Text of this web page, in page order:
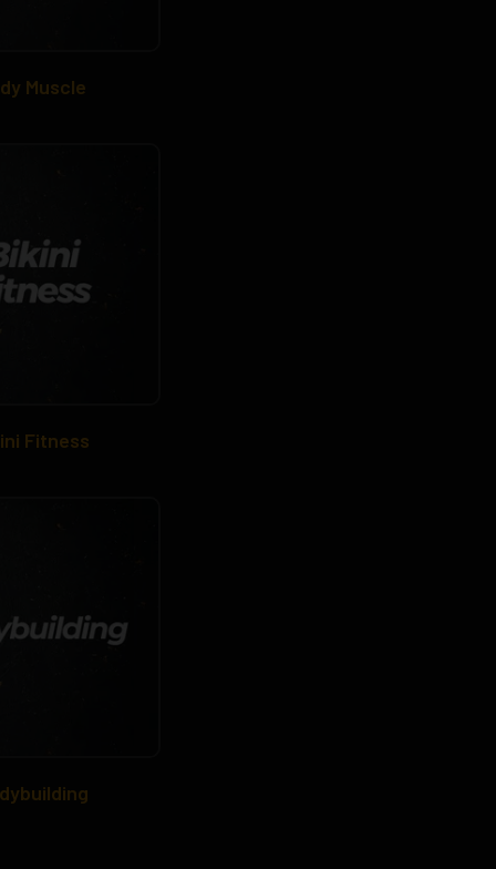
Muscle
Fitness